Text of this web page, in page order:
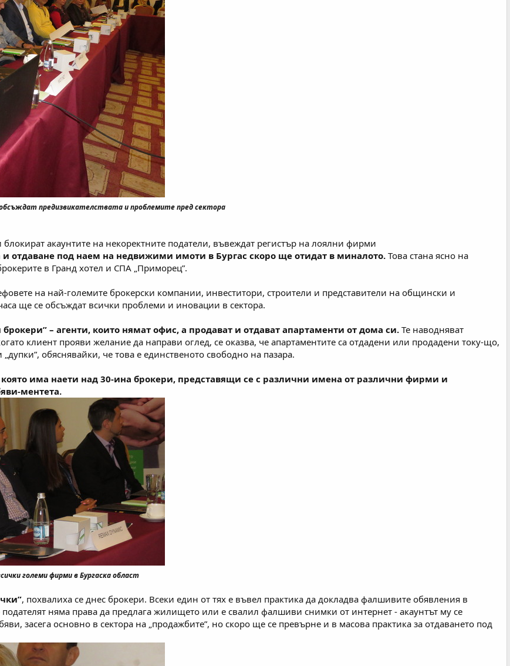
предизвикателствата и проблемите пред сектора
акаунтите на некоректните податели, въвеждат регистър на лоялни фирми
отдаване под наем на недвижими имоти в Бургас скоро ще отидат в миналото. Това стана ясно на
в Гранд хотел и СПА „Приморец”.
на най-големите брокерски компании, инвеститори, строители и представители на общински и
ще се обсъждат всички проблеми и иновации в сектора.
– агенти, които нямат офис, а продават и отдават апартаменти от дома си.Те наводняват
клиент прояви желание да направи оглед, се оказва, че апартаментите са отдадени или продадени току-що,
обяснявайки, че това е единственото свободно на пазара.
има наети над 30-ина брокери, представящи се с различни имена от различни фирми и
ментета.
големи фирми в Бургаска област
, похвалиха се днес брокери. Всеки един от тях е въвел практика да докладва фалшивите обявления в
подателят няма права да предлага жилището или е свалил фалшиви снимки от интернет - акаунтът му се
засега основно в сектора на „продажбите”, но скоро ще се превърне и в масова практика за отдаването под